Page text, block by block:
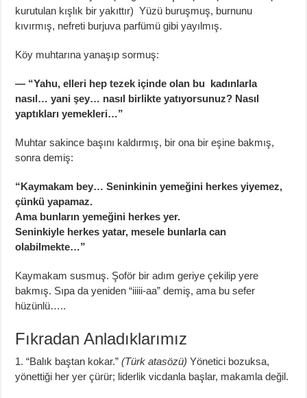
kurutulan kışlık bir yakıttır) Yüzü buruşmuş, burnunu
kıvırmış, nefreti burjuva parfümü gibi yayılmış.
Köy muhtarına yanaşıp sormuş:
— “Yahu, elleri hep tezek içinde olan bu kadınlarla
nasıl… yani şey… nasıl birlikte yatıyorsunuz? Nasıl
yaptıkları yemekleri…”
Muhtar sakince başını kaldırmış, bir ona bir eşine bakmış,
sonra demiş:
“Kaymakam bey… Seninkinin yemeğini herkes yiyemez,
çünkü yapamaz.
Ama bunların yemeğini herkes yer.
Seninkiyle herkes yatar, mesele bunlarla can
olabilmekte…”
Kaymakam susmuş. Şoför bir adım geriye çekilip yere
bakmış. Sıpa da yeniden “iiiii-aa” demiş, ama bu sefer
hüzünlü…..
Fıkradan Anladıklarımız
1. “Balık baştan kokar.” (Türk atasözü) Yönetici bozuksa,
yönettiği her yer çürür; liderlik vicdanla başlar, makamla değil.